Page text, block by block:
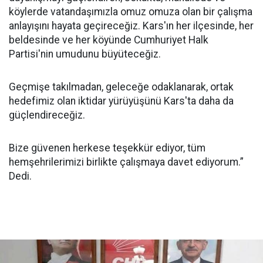
köylerde vatandaşımızla omuz omuza olan bir çalışma
anlayışını hayata geçireceğiz. Kars'ın her ilçesinde, her
beldesinde ve her köyünde Cumhuriyet Halk
Partisi'nin umudunu büyüteceğiz.
Geçmişe takılmadan, geleceğe odaklanarak, ortak
hedefimiz olan iktidar yürüyüşünü Kars'ta daha da
güçlendireceğiz.
Bize güvenen herkese teşekkür ediyor, tüm
hemşehrilerimizi birlikte çalışmaya davet ediyorum.”
Dedi.